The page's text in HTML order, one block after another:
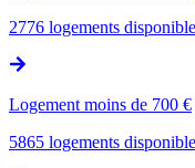
2776 logements
Logement moins de 700 €
5865 logements